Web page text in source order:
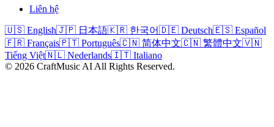
Liên hệ
🇺🇸 English🇯🇵 日本語🇰🇷 한국어🇩🇪 Deutsch🇪🇸 Español
🇫🇷 Français🇵🇹 Português🇨🇳 简体中文🇨🇳 繁體中文🇻🇳
Tiếng Việt🇳🇱 Nederlands🇮🇹 Italiano
© 2026 CraftMusic AI All Rights Reserved.